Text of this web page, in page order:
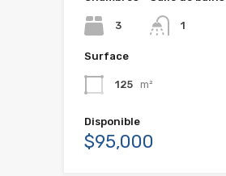
3 1
Surface
125 m²
Disponible
$95,000